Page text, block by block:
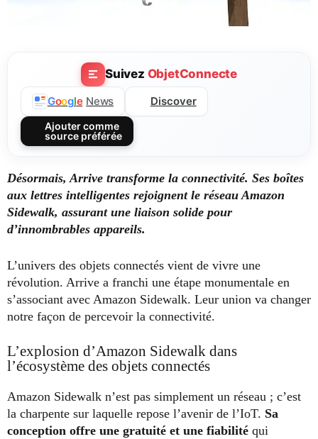
Suivez ObjetConnecte
Google News Discover
Ajouter comme
source préférée
Désormais, Arrive transforme la connectivité. Ses boîtes
aux lettres intelligentes rejoignent le réseau Amazon
Sidewalk, assurant une liaison solide pour
d’innombrables appareils.
L’univers des objets connectés vient de vivre une
révolution. Arrive a franchi une étape monumentale en
s’associant avec Amazon Sidewalk. Leur union va changer
notre façon de percevoir la connectivité.
L’explosion d’Amazon Sidewalk dans
l’écosystème des objets connectés
Amazon Sidewalk n’est pas simplement un réseau ; c’est
la charpente sur laquelle repose l’avenir de l’IoT. Sa
conception offre une gratuité et une fiabilité qui